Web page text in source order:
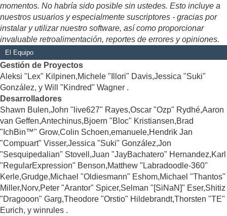
momentos. No habría sido posible sin ustedes. Esto incluye a
nuestros usuarios y especialmente suscriptores - gracias por
instalar y utilizar nuestro software, así como proporcionar
invaluable retroalimentación, reportes de errores y opiniones.
El Equipo
Gestión de Proyectos
Aleksi "Lex" Kilpinen,Michele "Illori" Davis,Jessica "Suki"
González, y Will "Kindred" Wagner .
Desarrolladores
Shawn Bulen,John "live627" Rayes,Oscar "Ozp" Rydhé,Aaron
van Geffen,Antechinus,Bjoern "Bloc" Kristiansen,Brad
"IchBin™" Grow,Colin Schoen,emanuele,Hendrik Jan
"Compuart" Visser,Jessica "Suki" González,Jon
"Sesquipedalian" Stovell,Juan "JayBachatero" Hernandez,Karl
"RegularExpression" Benson,Matthew "Labradoodle-360"
Kerle,Grudge,Michael "Oldiesmann" Eshom,Michael "Thantos"
Miller,Norv,Peter "Arantor" Spicer,Selman "[SiNaN]" Eser,Shitiz
"Dragooon" Garg,Theodore "Orstio" Hildebrandt,Thorsten "TE"
Eurich, y winrules .